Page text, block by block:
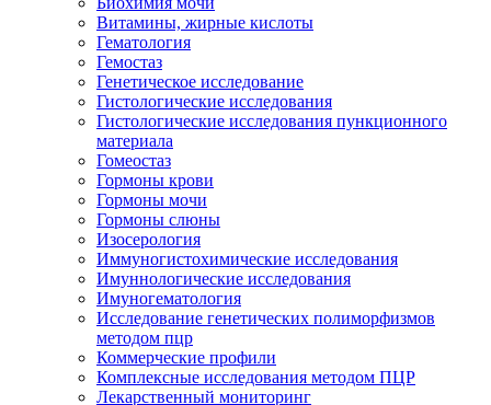
Витамины, жирные кислоты
Гематология
Гемостаз
Генетическое исследование
Гистологические исследования
Гистологические исследования пункционного
материала
Гомеостаз
Гормоны крови
Гормоны мочи
Гормоны слюны
Изосерология
Иммуногистохимические исследования
Имуннологические исследования
Имуногематология
Исследование генетических полиморфизмов
методом пцр
Коммерческие профили
Комплексные исследования методом ПЦР
Лекарственный мониторинг